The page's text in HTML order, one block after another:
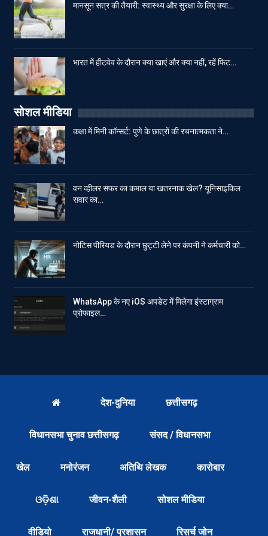
मानसून सत्र की तैयारी: स्वास्थ्य और सुरक्षा के लिए क्या…
भारत में हीटवेव के दौरान क्या खाएं और क्या नहीं, रहें फिट…
सोशल मीडिया
कक्षा में मिनी कॉन्सर्ट: पुणे के छात्रों की रचनात्मकता ने…
वन व्हीलर सफर का कमाल या खतरनाक खेल? यूनिसाइकिल
सवार का…
नोटिस पीरियड के दौरान छुट्टी लेने पर कंपनी ने कर्मचारी को…
WhatsApp के नए iOS अपडेट में मिलेगा इंस्टाग्राम
प्रोफाइल…
देश-दुनिया छत्तीसगढ़
विधानसभा चुनाव छत्तीसगढ़ संसद / विधानसभा
खेल मनोरंजन अतिथि लेखक कारोबार
ଓଡ଼ିଶା जीवन-शैली सोशल मीडिया
वीडियो राजधानी/ प्रशासन रिसर्च जोन